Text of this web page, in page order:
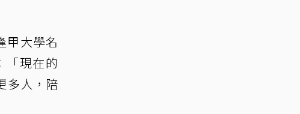
甲大學名
「現在的
多人，陪